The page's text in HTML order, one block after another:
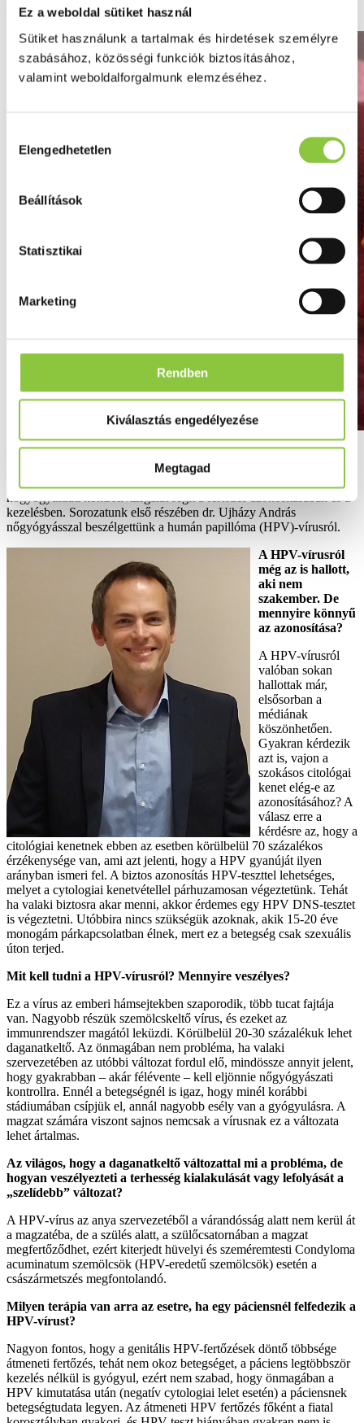
Ez a weboldal sütiket használ
Sütiket használunk a tartalmak és hirdetések személyre
szabásához, közösségi funkciók biztosításához,
valamint weboldalforgalmunk elemzéséhez.
kiválasztása
Elengedhetetlen
Beállítások
Statisztikai
Marketing
Rendben
Kiválasztás engedélyezése
Megtagad
Tudtad, hogy vannak olyan fertőzések, amelyeknek – legalábbis
kezdetben – nincs tünetük, mégis okozhatnak problémát, ha
terhesség előtt állsz, vagy már várandós is vagy? Szerencsére a
nőgyógyászati kontrollvizsgálat segít a fertőzés azonosításában és a
kezelésben. Sorozatunk első részében dr. Ujházy András
nőgyógyásszal beszélgettünk a humán papillóma (HPV)-vírusról.
A HPV-vírusról
még az is hallott,
aki nem
szakember. De
mennyire könnyű
az azonosítása?
A HPV-vírusról
valóban sokan
hallottak már,
elsősorban a
médiának
köszönhetően.
Gyakran kérdezik
azt is, vajon a
szokásos citológai
kenet elég-e az
azonosításához? A
válasz erre a
kérdésre az, hogy a
citológiai kenetnek ebben az esetben körülbelül 70 százalékos
érzékenysége van, ami azt jelenti, hogy a HPV gyanúját ilyen
arányban ismeri fel. A biztos azonosítás HPV-teszttel lehetséges,
melyet a cytologiai kenetvétellel párhuzamosan végeztetünk. Tehát
ha valaki biztosra akar menni, akkor érdemes egy HPV DNS-tesztet
is végeztetni. Utóbbira nincs szükségük azoknak, akik 15-20 éve
monogám párkapcsolatban élnek, mert ez a betegség csak szexuális
úton terjed.
Mit kell tudni a HPV-vírusról? Mennyire veszélyes?
Ez a vírus az emberi hámsejtekben szaporodik, több tucat fajtája
van. Nagyobb részük szemölcskeltő vírus, és ezeket az
immunrendszer magától leküzdi. Körülbelül 20-30 százalékuk lehet
daganatkeltő. Az önmagában nem probléma, ha valaki
szervezetében az utóbbi változat fordul elő, mindössze annyit jelent,
hogy gyakrabban – akár félévente – kell eljönnie nőgyógyászati
kontrollra. Ennél a betegségnél is igaz, hogy minél korábbi
stádiumában csípjük el, annál nagyobb esély van a gyógyulásra. A
magzat számára viszont sajnos nemcsak a vírusnak ez a változata
lehet ártalmas.
Az világos, hogy a daganatkeltő változattal mi a probléma, de
hogyan veszélyezteti a terhesség kialakulását vagy lefolyását a
„szelídebb” változat?
A HPV-vírus az anya szervezetéből a várandósság alatt nem kerül át
a magzatéba, de a szülés alatt, a szülőcsatornában a magzat
megfertőződhet, ezért kiterjedt hüvelyi és szeméremtesti Condyloma
acuminatum szemölcsök (HPV-eredetű szemölcsök) esetén a
császármetszés megfontolandó.
Milyen terápia van arra az esetre, ha egy páciensnél felfedezik a
HPV-vírust?
Nagyon fontos, hogy a genitális HPV-fertőzések döntő többsége
átmeneti fertőzés, tehát nem okoz betegséget, a páciens legtöbbször
kezelés nélkül is gyógyul, ezért nem szabad, hogy önmagában a
HPV kimutatása után (negatív cytologiai lelet esetén) a páciensnek
betegségtudata legyen. Az átmeneti HPV fertőzés főként a fiatal